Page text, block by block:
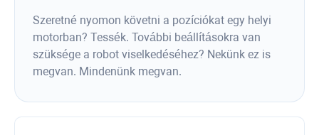
Szeretné nyomon követni a pozíciókat egy helyi
motorban? Tessék. További beállításokra van
szüksége a robot viselkedéséhez? Nekünk ez is
megvan. Mindenünk megvan.